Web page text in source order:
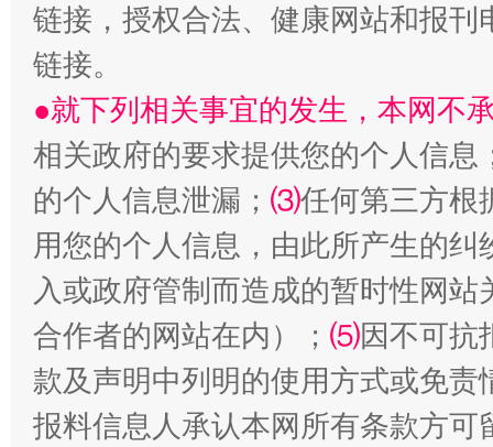
生
揭批美国五大"原罪" "炒
链接，授权合法、健康网站和报
链接。
●就下列相关事宜的发生，本网不
相关政府的要求提供您的个人信息
的个人信息泄漏； ⑶任何第三方根
用您的个人信息，由此所产生的纠
入或政府管制而造成的暂时性网
合作者的网站在内）； ⑸因不可抗
款及声明中列明的使用方式或免责
报料信息人承认本网所有条款方